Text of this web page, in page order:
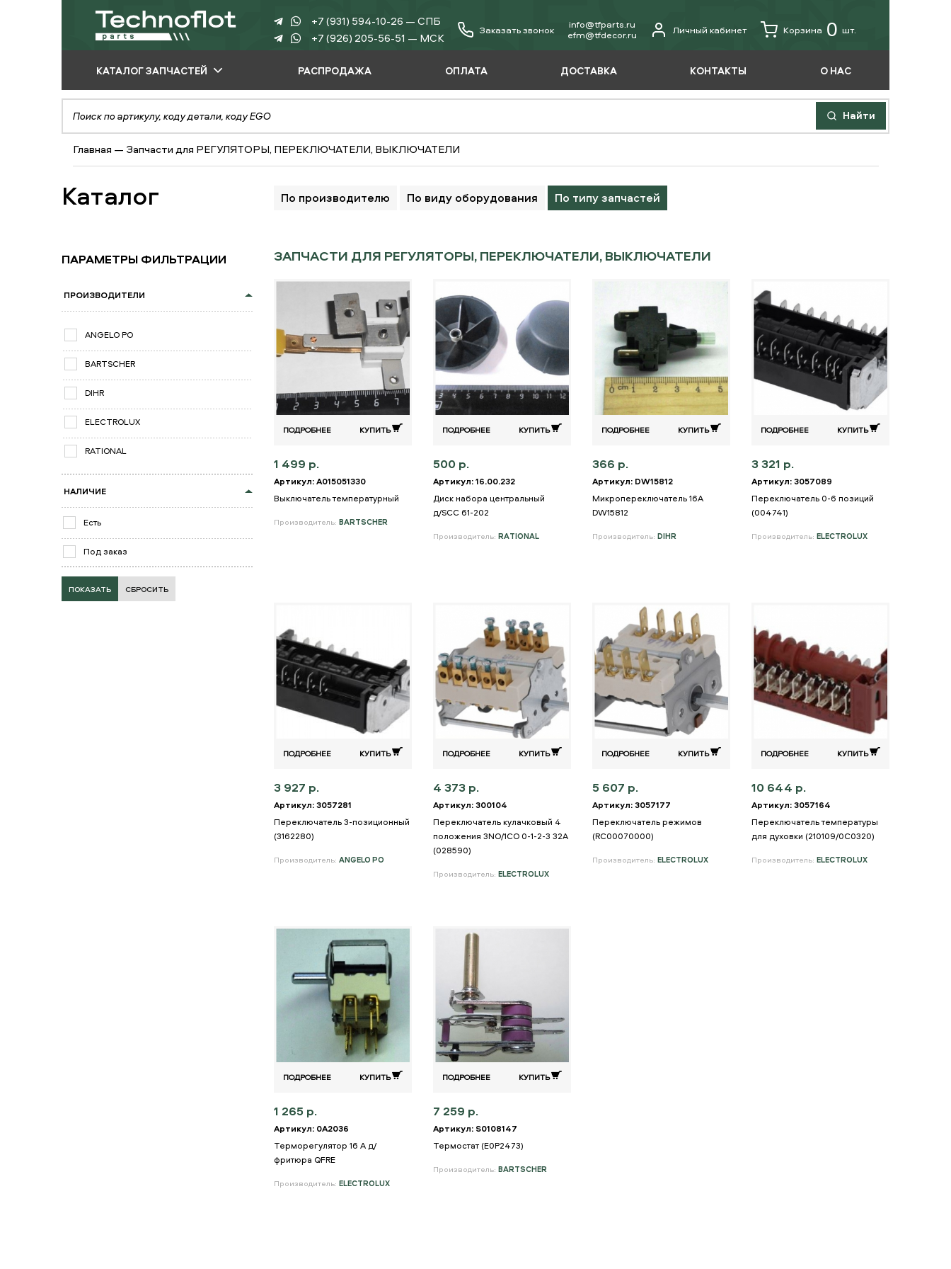
+7 (931) 594-10-26 — СПБ
+7 (926) 205-56-51 — МСК
Заказать звонок
info@tfparts.ru
еfm@tfdecor.ru
Личный кабинет Корзина 0 шт.
КАТАЛОГ ЗАПЧАСТЕЙ
ПО ПРОИЗВОДИТЕЛЮ
ПО ВИДУ
ОБОРУДОВАНИЯ
ПО ТИПУ ЗАПЧАСТЕЙ
РАСПРОДАЖА ОПЛАТА ДОСТАВКА КОНТАКТЫ О НАС
Найти
Главная — Запчасти для РЕГУЛЯТОРЫ, ПЕРЕКЛЮЧАТЕЛИ, ВЫКЛЮЧАТЕЛИ
Каталог По производителю По виду оборудования По типу запчастей
ПАРАМЕТРЫ ФИЛЬТРАЦИИ
ПРОИЗВОДИТЕЛИ
ANGELO PO
BARTSCHER
DIHR
ELECTROLUX
RATIONAL
НАЛИЧИЕ
Есть
Под заказ
СБРОСИТЬ
ЗАПЧАСТИ ДЛЯ РЕГУЛЯТОРЫ, ПЕРЕКЛЮЧАТЕЛИ, ВЫКЛЮЧАТЕЛИ
ПОДРОБНЕЕ КУПИТЬ
1 499 р.
Артикул: A015051330
Выключатель температурный
Производитель: BARTSCHER
ПОДРОБНЕЕ КУПИТЬ
500 р.
Артикул: 16.00.232
Диск набора центральный
д/SCC 61-202
Производитель: RATIONAL
ПОДРОБНЕЕ КУПИТЬ
366 р.
Артикул: DW15812
Микропереключатель 16A
DW15812
Производитель: DIHR
ПОДРОБНЕЕ КУПИТЬ
3 321 р.
Артикул: 3057089
Переключатель 0-6 позиций
(004741)
Производитель: ELECTROLUX
ПОДРОБНЕЕ КУПИТЬ
3 927 р.
Артикул: 3057281
Переключатель 3-позиционный
(3162280)
Производитель: ANGELO PO
ПОДРОБНЕЕ КУПИТЬ
4 373 р.
Артикул: 300104
Переключатель кулачковый 4
положения 3NO/1CO 0-1-2-3 32А
(028590)
Производитель: ELECTROLUX
ПОДРОБНЕЕ КУПИТЬ
5 607 р.
Артикул: 3057177
Переключатель режимов
(RC00070000)
Производитель: ELECTROLUX
ПОДРОБНЕЕ КУПИТЬ
10 644 р.
Артикул: 3057164
Переключатель температуры
для духовки (210109/0С0320)
Производитель: ELECTROLUX
ПОДРОБНЕЕ КУПИТЬ
1 265 р.
Артикул: 0A2036
Терморегулятор 16 A д/
фритюра QFRE
Производитель: ELECTROLUX
ПОДРОБНЕЕ КУПИТЬ
7 259 р.
Артикул: S0108147
Термостат (E0P2473)
Производитель: BARTSCHER